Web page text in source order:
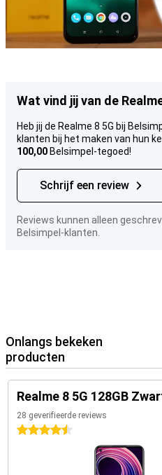
Wat vind jij van de
Heb jij de Realme 8 5G bij
klanten bij het maken van hun
100,00 Belsimpel-tegoed!
Schrijf een review
Reviews kunnen alleen
Belsimpel-klanten.
Onlangs bekeken
producten
Realme 8 5G 128GB
28 geverifieerde reviews
4.5 sterren